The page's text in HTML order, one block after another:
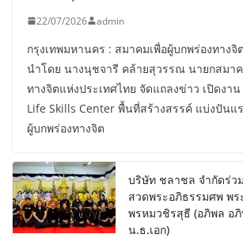
22/07/2026 admin
กรุงเทพมหานคร : สมาคมเพื่อผู้บกพร่องทางจิ
นำโดย นางนุชจารี คล้ายสุวรรณ นายกสมาค
ทางจิตแห่งประเทศไทย จัดแถลงข่าว เปิดงา
Life Skills Center พื้นที่สร้างสรรค์ แบ่งปันแ
ผู้บกพร่องทางจิต
บริษัท ชลาชล จำกัดร่ว
สวดพระอภิธรรมศพ พ
พรหมวชิรสุธี (อภิพล อ
น.ธ.เอก)